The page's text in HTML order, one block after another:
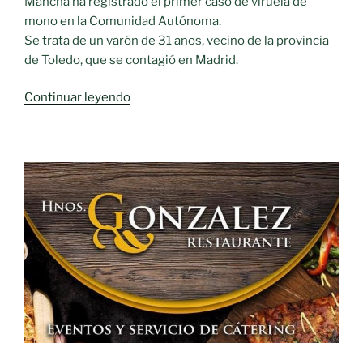
mono en la Comunidad Autónoma.
Se trata de un varón de 31 años, vecino de la provincia
de Toledo, que se contagió en Madrid.
Continuar leyendo«Castilla-
el
primer
caso
de
viruela
de
mono»